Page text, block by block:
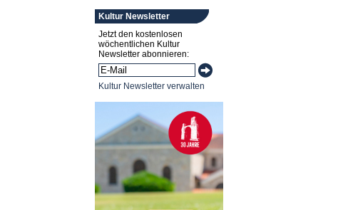
Kultur Newsletter
Jetzt den kostenlosen
wöchentlichen Kultur
Newsletter abonnieren:
Kultur Newsletter verwalten